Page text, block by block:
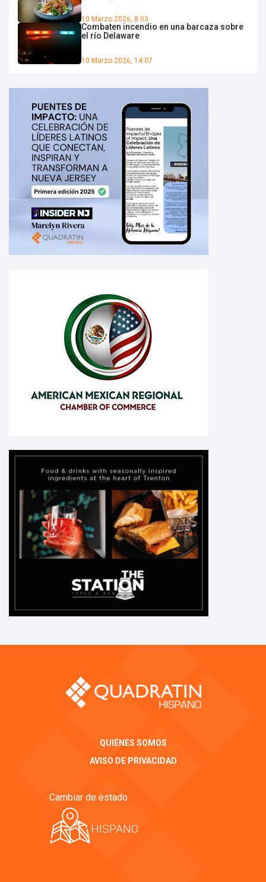
10 Marzo 2026, 8:03
Combaten incendio en una barcaza sobre
el río Delaware
10 Marzo 2026, 14:07
QUIÉNES SOMOS
AVISO DE PRIVACIDAD
Cambiar de estado
HISPANO